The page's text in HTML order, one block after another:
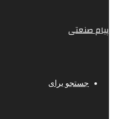
پیام صنعتی
جستجو برای